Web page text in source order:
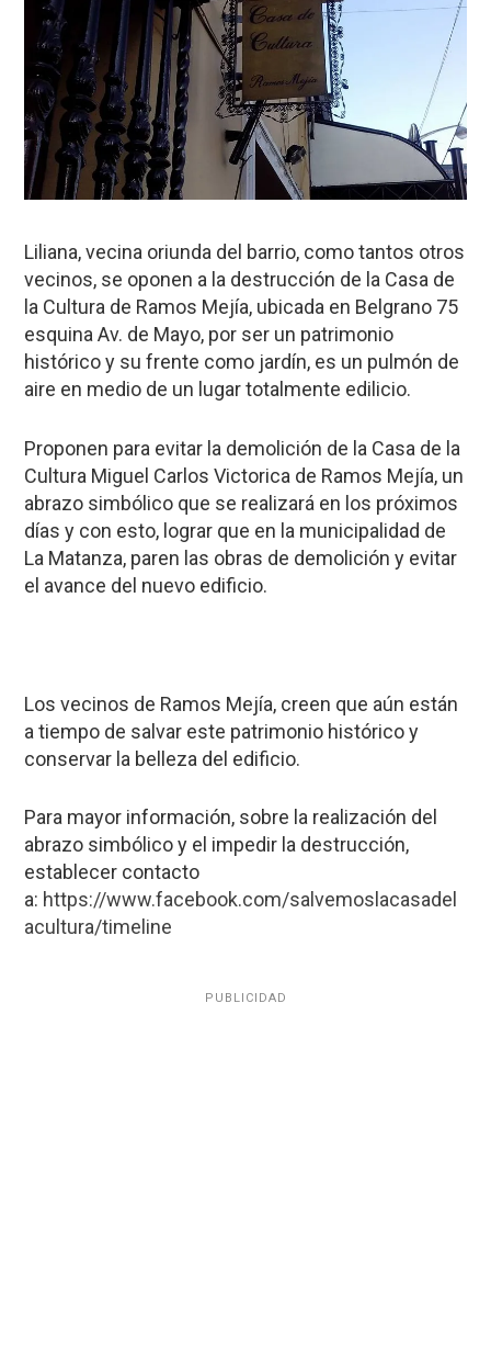
Liliana, vecina oriunda del barrio, como tantos otros
vecinos, se oponen a la destrucción de la Casa de
la Cultura de Ramos Mejía, ubicada en Belgrano 75
esquina Av. de Mayo, por ser un patrimonio
histórico y su frente como jardín, es un pulmón de
aire en medio de un lugar totalmente edilicio.
Proponen para evitar la demolición de la Casa de la
Cultura Miguel Carlos Victorica de Ramos Mejía, un
abrazo simbólico que se realizará en los próximos
días y con esto, lograr que en la municipalidad de
La Matanza, paren las obras de demolición y evitar
el avance del nuevo edificio.
Los vecinos de Ramos Mejía, creen que aún están
a tiempo de salvar este patrimonio histórico y
conservar la belleza del edificio.
Para mayor información, sobre la realización del
abrazo simbólico y el impedir la destrucción,
establecer contacto
a: https://www.facebook.com/salvemoslacasadel
acultura/timeline
PUBLICIDAD